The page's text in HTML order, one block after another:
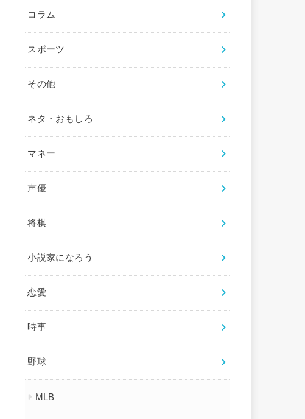
コラム
スポーツ
その他
ネタ・おもしろ
マネー
声優
将棋
小説家になろう
恋愛
時事
野球
MLB